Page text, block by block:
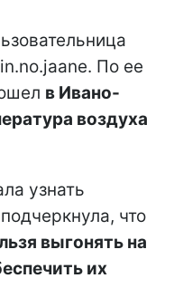
По ее
в Ивано-
воздуха
узнать
что
выгонять на
их